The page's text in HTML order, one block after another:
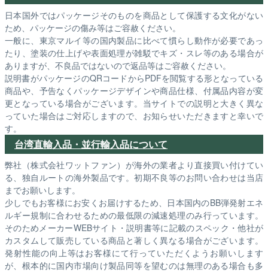
日本国外ではパッケージそのものを商品として保護する文化がない
ため、パッケージの傷み等はご容赦ください。
一般に、東京マルイ等の国内製品に比べて慣らし動作が必要であっ
たり、塗装の仕上げや表面処理が雑駁でキズ・スレ等のある場合が
ありますが、不良品ではないので返品等はご容赦ください。
説明書がパッケージのQRコードからPDFを閲覧する形となっている
商品や、予告なくパッケージデザインや商品仕様、付属品内容が変
更となっている場合がございます。当サイトでの説明と大きく異な
っていた場合はご対応しますので、お知らせいただきますと幸いで
す。
台湾直輸入品・並行輸入品について
弊社（株式会社ワットファン）が海外の業者より直接買い付けてい
る、独自ルートの海外製品です。初期不良等のお問い合わせは当店
までお願いします。
少しでもお客様にお安くお届けするため、日本国内のBB弾発射エネ
ルギー規制に合わせるための最低限の減速処理のみ行っています。
そのためメーカーWEBサイト・説明書等に記載のスペック・他社が
カスタムして販売している商品と著しく異なる場合がございます。
発射性能の向上等はお客様にて行っていただくようお願いします
が、根本的に国内市場向け製品同等を望むのは無理のある場合も多